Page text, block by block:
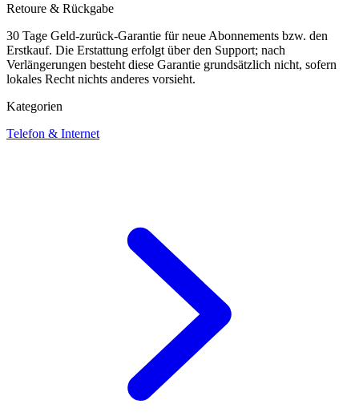
Retoure & Rückgabe
30 Tage Geld-zurück-Garantie für neue Abonnements bzw. den
Erstkauf. Die Erstattung erfolgt über den Support; nach
Verlängerungen besteht diese Garantie grundsätzlich nicht, sofern
lokales Recht nichts anderes vorsieht.
Kategorien
Telefon & Internet